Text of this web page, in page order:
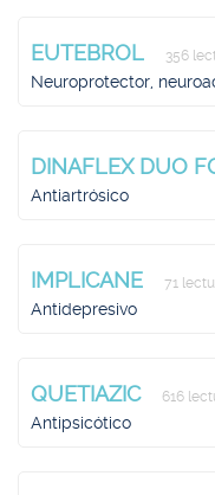
EUTEBROL 356
Neuroprotector,
DINAFLEX DUO
Antiartrósico
IMPLICANE 71
Antidepresivo
QUETIAZIC 616
Antipsicótico